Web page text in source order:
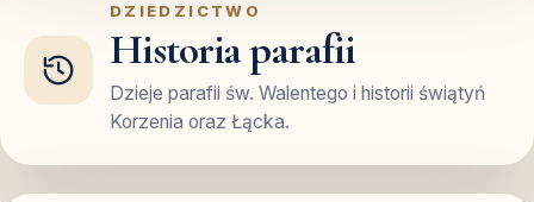
DZIEDZICTWO
Historia parafii
Dzieje parafii św. Walentego i historii świątyń
Korzenia oraz Łącka.